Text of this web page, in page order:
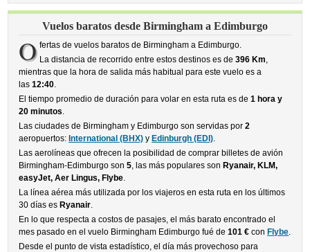
Vuelos baratos desde Birmingham a Edimburgo
O fertas de vuelos baratos de Birmingham a Edimburgo.
La distancia de recorrido entre estos destinos es de 396 Km,
mientras que la hora de salida más habitual para este vuelo es a
las12:40.
El tiempo promedio de duración para volar en esta ruta es de1 hora y
20 minutos.
Las ciudades de Birmingham y Edimburgo son servidas por2
aeropuertos: International (BHX) y Edinburgh (EDI).
Las aerolíneas que ofrecen la posibilidad de comprar billetes de avión
Birmingham-Edimburgo son5, las más populares son Ryanair, KLM,
easyJet, Aer Lingus, Flybe.
La línea aérea más utilizada por los viajeros en esta ruta en los últimos
30 días es Ryanair.
En lo que respecta a costos de pasajes, el más barato encontrado el
mes pasado en el vuelo Birmingham Edimburgo fué de101 € con Flybe.
Desde el punto de vista estadístico, el día más provechoso para